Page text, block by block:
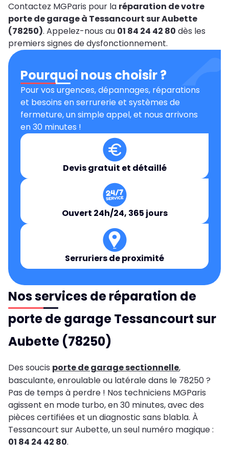
Contactez MGParis pour la réparation de votre
porte de garage à Tessancourt sur Aubette
(78250). Appelez-nous au 01 84 24 42 80 dès les
premiers signes de dysfonctionnement.
Pourquoi nous choisir ?
Pour vos urgences, dépannages, réparations
et besoins en serrurerie et systèmes de
fermeture, un simple appel, et nous arrivons
en 30 minutes !
Devis gratuit et détaillé
Ouvert 24h/24, 365 jours
Serruriers de proximité
Nos services de réparation de
porte de garage Tessancourt sur
Aubette (78250)
Des soucis porte de garage sectionnelle,
basculante, enroulable ou latérale dans le 78250 ?
Pas de temps à perdre ! Nos techniciens MGParis
agissent en mode turbo, en 30 minutes, avec des
pièces certifiées et un diagnostic sans blabla. À
Tessancourt sur Aubette, un seul numéro magique :
01 84 24 42 80.